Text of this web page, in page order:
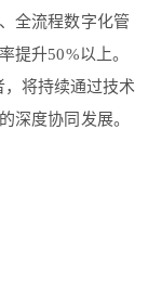
全流程数字化管
提升50%以上。
将持续通过技术
深度协同发展。